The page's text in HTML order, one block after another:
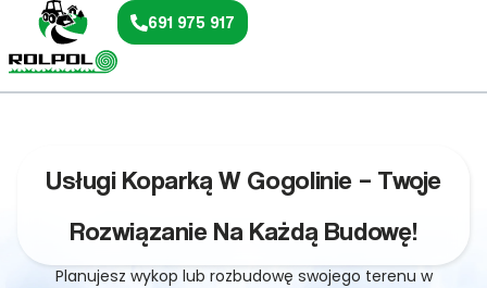
691 975 917
Usługi Koparką W Gogolinie – Twoje
Rozwiązanie Na Każdą Budowę!
Planujesz wykop lub rozbudowę swojego terenu w